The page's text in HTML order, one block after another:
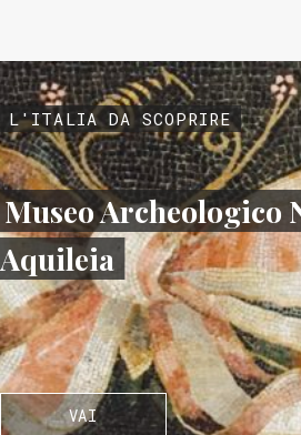
L'ITALIA DA SCOPRIRE
Museo Archeologico
Aquileia
VAI